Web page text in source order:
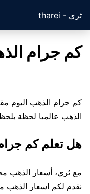
ثري - tharei
كم جرام
كم جرام الذهب اليوم
الذهب عالميا لحظة
هل تعلم كم
مع ثري، أسعار الذهب
نقدم لكم اسعار الذهب